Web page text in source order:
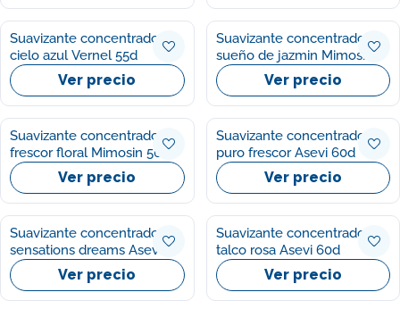
Suavizante concentrado
cielo azul Vernel 55d
Ver precio
Suavizante concentrado
sueño de jazmin Mimosin
56d
Ver precio
Suavizante concentrado
frescor floral Mimosin 56d
Ver precio
Suavizante concentrado
puro frescor Asevi 60d
Ver precio
Suavizante concentrado
sensations dreams Asevi
60d
Ver precio
Suavizante concentrado
talco rosa Asevi 60d
Ver precio